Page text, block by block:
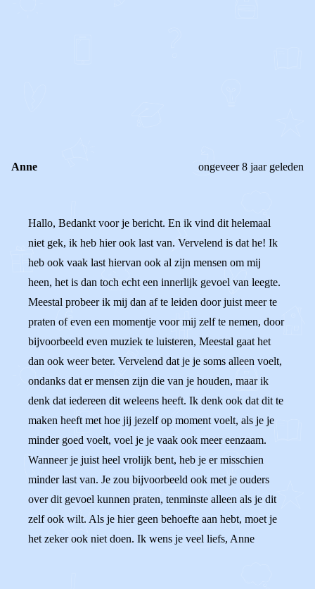
Anne ongeveer 8 jaar geleden
Hallo, Bedankt voor je bericht. En ik vind dit helemaal
niet gek, ik heb hier ook last van. Vervelend is dat he! Ik
heb ook vaak last hiervan ook al zijn mensen om mij
heen, het is dan toch echt een innerlijk gevoel van leegte.
Meestal probeer ik mij dan af te leiden door juist meer te
praten of even een momentje voor mij zelf te nemen, door
bijvoorbeeld even muziek te luisteren, Meestal gaat het
dan ook weer beter. Vervelend dat je je soms alleen voelt,
ondanks dat er mensen zijn die van je houden, maar ik
denk dat iedereen dit weleens heeft. Ik denk ook dat dit te
maken heeft met hoe jij jezelf op moment voelt, als je je
minder goed voelt, voel je je vaak ook meer eenzaam.
Wanneer je juist heel vrolijk bent, heb je er misschien
minder last van. Je zou bijvoorbeeld ook met je ouders
over dit gevoel kunnen praten, tenminste alleen als je dit
zelf ook wilt. Als je hier geen behoefte aan hebt, moet je
het zeker ook niet doen. Ik wens je veel liefs, Anne